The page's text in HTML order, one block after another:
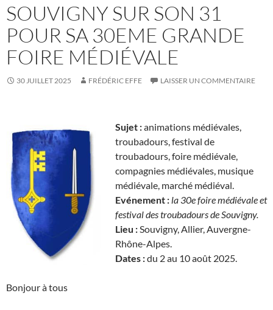
SOUVIGNY SUR SON 31
POUR SA 30EME GRANDE
FOIRE MÉDIÉVALE
30 JUILLET 2025 FRÉDÉRIC EFFE LAISSER UN COMMENTAIRE
Sujet :animations médiévales,
troubadours, festival de
troubadours, foire médiévale,
compagnies médiévales, musique
médiévale, marché médiéval.
Evénement : la 30e foire médiévale et
festival des troubadours de Souvigny.
Lieu :Souvigny, Allier, Auvergne-
Rhône-Alpes.
Dates :du 2 au 10 août 2025.
Bonjour à tous